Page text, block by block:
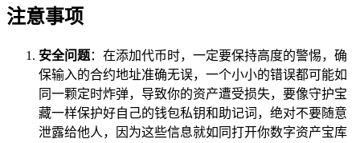
注意事项
安全问题：在添加代币时，一定要保持高度的警惕，确
保输入的合约地址准确无误，一个小小的错误都可能如
同一颗定时炸弹，导致你的资产遭受损失，要像守护宝
藏一样保护好自己的钱包私钥和助记词，绝对不要随意
泄露给他人，因为这些信息就如同打开你数字资产宝库